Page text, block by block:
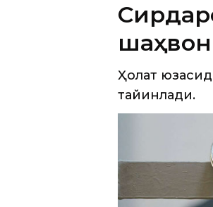
Ҳолат
тайинлади.